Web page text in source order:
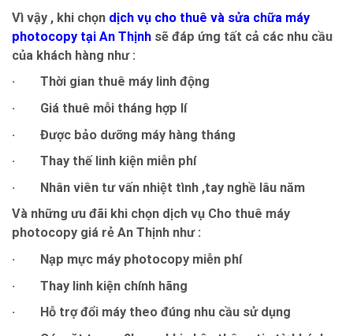
Vì vậy , khi chọn dịch vụ cho thuê và sửa chữa máy
photocopy tại An Thịnh sẽ đáp ứng tất cả các nhu cầu
của khách hàng như :
· Thời gian thuê máy linh động
· Giá thuê mỗi tháng hợp lí
· Được bảo dưỡng máy hàng tháng
· Thay thế linh kiện miễn phí
· Nhân viên tư vấn nhiệt tình ,tay nghề lâu năm
Và những ưu đãi khi chọn dịch vụ Cho thuê máy
photocopy giá rẻ An Thịnh như :
· Nạp mực máy photocopy miễn phí
· Thay linh kiện chính hãng
· Hỗ trợ đổi máy theo đúng nhu cầu sử dụng